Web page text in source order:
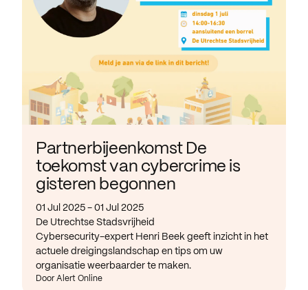
Partnerbijeenkomst De
toekomst van cybercrime is
gisteren begonnen
01 Jul 2025 - 01 Jul 2025
De Utrechtse Stadsvrijheid
Cybersecurity-expert Henri Beek geeft inzicht in het
actuele dreigingslandschap en tips om uw
organisatie weerbaarder te maken.
Door Alert Online